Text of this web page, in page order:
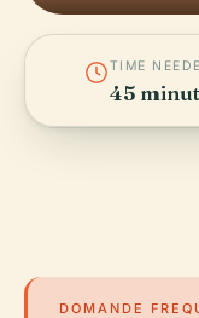
TIME
45
DOMANDE